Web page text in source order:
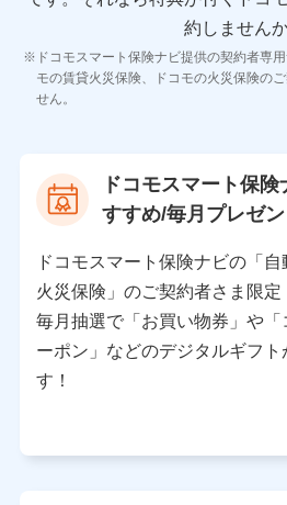
ビスに関してのお問い合わせ情報
各種お問い合わせに対応するため
当社のサービスに関する情報提供や
をお送りするため
当社の対応品質向上やお問い合わ
個人情報保護管理者の職名
〒103-0013 東京都中央区日本
バンネット日本橋ビル 3F
株式会社ドコモ・インシュアランス
個人情報の第三者提供につ
約しません
ドコモスマート保険ナビ提供の契約者専
モの賃貸火災保険、ドコモの火災保険の
せん。
ドコモスマート保
すすめ/毎月プレゼン
ドコモスマート保険ナビの「
火災保険」のご契約者さま限定
毎月抽選で「お買い物券」や「
ーポン」などのデジタルギフト
す！